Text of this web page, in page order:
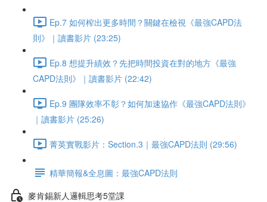
Ep.7 如何榨出更多時間？關鍵在檢視《最強CAPD法
則》｜讀書影片 (23:25)
Ep.8 想提升績效？先把時間投資在對的地方《最強
CAPD法則》｜讀書影片 (22:42)
Ep.9 團隊效率不彰？如何加速協作《最強CAPD法則》
｜讀書影片 (25:26)
菁英實戰影片：Section.3｜最強CAPD法則 (29:56)
精華簡報&全息圖：最強CAPD法則
麥肯錫新人邏輯思考5堂課